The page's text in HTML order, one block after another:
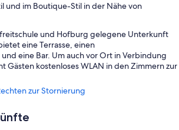
und im Boutique-Stil in der Nähe von
und Hofburg gelegene Unterkunft
eine Terrasse, einen
eine Bar. Um auch vor Ort in Verbindung
Gästen kostenloses WLAN in den Zimmern zur
ein großes Frühstück (gegen Aufpreis) und
zur Stornierung